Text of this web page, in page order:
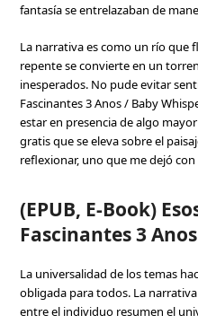
fantasía se entrelazaban de
La narrativa es como un río que
repente se convierte en un
inesperados. No pude evitar
Fascinantes 3 Anos / Baby
estar en presencia de algo
gratis que se eleva sobre el
reflexionar, uno que me dejó
(EPUB, E-Book)
Fascinantes 3
La universalidad de los temas
obligada para todos. La
entre el individuo resumen el